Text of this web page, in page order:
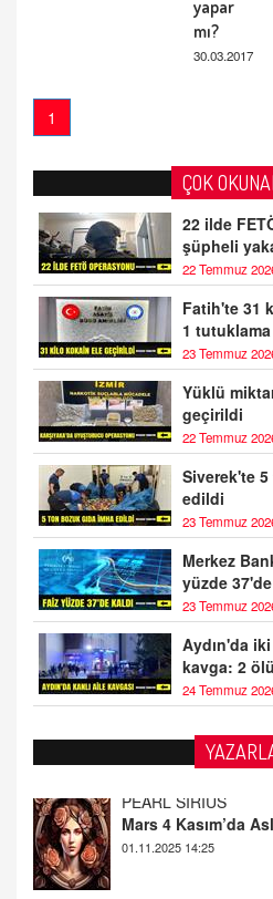
yapar
mı?
30.03.2017
1
ÇOK
22 ilde
şüpheli
22 Temmuz
Fatih'te 31
1 tutuklama
23 Temmuz
Yüklü
geçirildi
22 Temmuz
Siverek'te
edildi
23 Temmuz
Merkez
yüzde
23 Temmuz
Aydın'da
kavga: 2
24 Temmuz
PEARL SİRİUS
Mars 4 Kasım’da
BAYAN AURORA